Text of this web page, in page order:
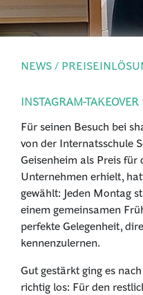
NEWS /
INSTAGRAM-
Für seinen Besuch bei
von der Internatsschule
Geisenheim als Preis für
Unternehmen erhielt,
gewählt: Jeden Montag
einem gemeinsamen
perfekte Gelegenheit,
kennenzulernen.
Gut gestärkt ging es
richtig los: Für den